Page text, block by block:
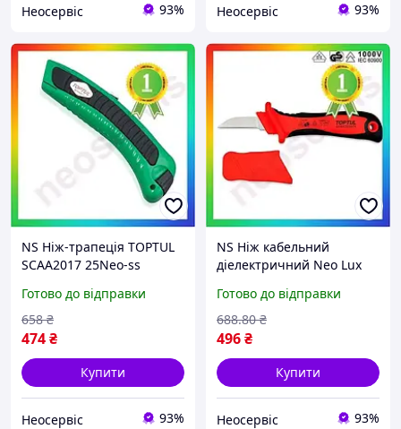
Неосервіс 93% Неосервіс 93%
NS Ніж-трапеція TOPTUL
SCAA2017 25Neo-ss
Готово до відправки
474₴
658 ₴
Купити
Неосервіс 93%
NS Ніж кабельний
діелектричний Neo Lux
SFAA5020V4 25Neo-ss
Готово до відправки
496₴
688.80 ₴
Купити
Неосервіс 93%